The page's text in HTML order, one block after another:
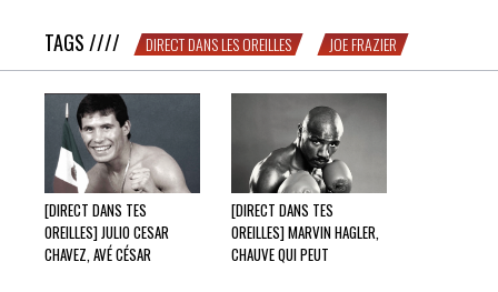
TAGS //// DIRECT DANS LES OREILLES JOE FRAZIER
[DIRECT DANS TES
OREILLES] JULIO CESAR
CHAVEZ, AVÉ CÉSAR
[DIRECT DANS TES
OREILLES] MARVIN HAGLER,
CHAUVE QUI PEUT